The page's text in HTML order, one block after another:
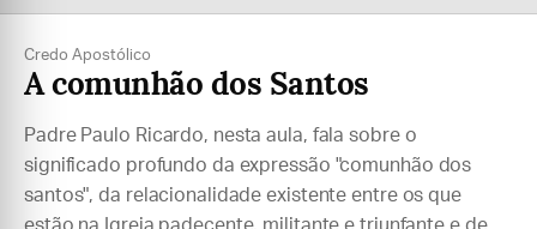
Credo Apostólico
A comunhão dos Santos
Padre Paulo Ricardo, nesta aula, fala sobre o
significado profundo da expressão "comunhão dos
santos", da relacionalidade existente entre os que